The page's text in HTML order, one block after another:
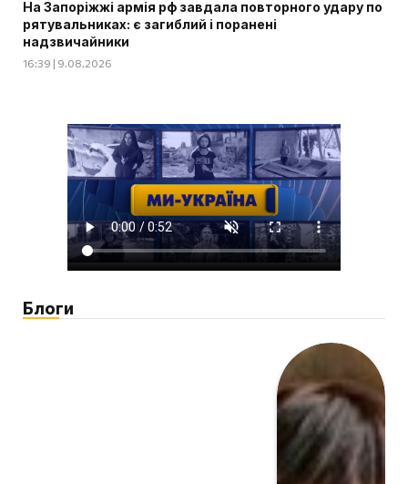
На Запоріжжі армія рф завдала повторного удару по
рятувальниках: є загиблий і поранені
надзвичайники
16:39 | 9.08.2026
Блоги